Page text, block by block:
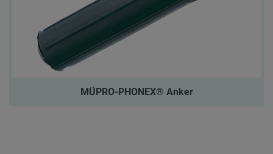
MÜPRO-PHONEX® Anker